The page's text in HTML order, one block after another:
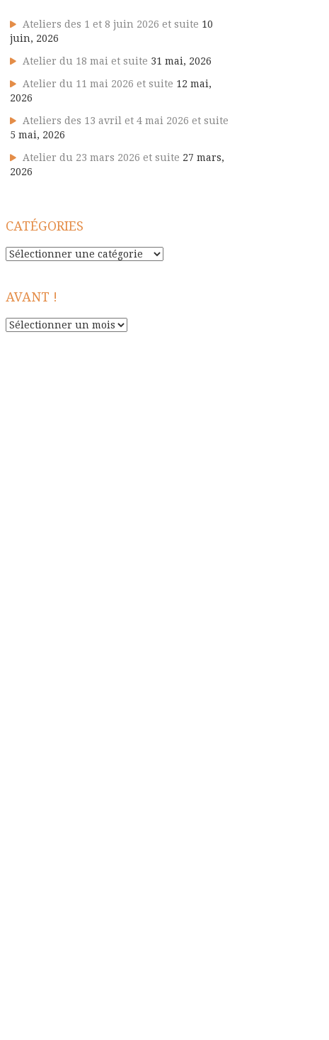
Ateliers des 1 et 8 juin 2026 et suite 10
juin, 2026
Atelier du 18 mai et suite 31 mai, 2026
Atelier du 11 mai 2026 et suite 12 mai,
2026
Ateliers des 13 avril et 4 mai 2026 et suite
5 mai, 2026
Atelier du 23 mars 2026 et suite 27 mars,
2026
CATÉGORIES
Catégories
AVANT !
Avant